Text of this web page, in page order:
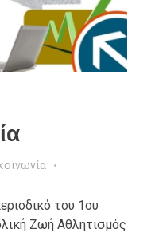
του 1ου
Ζωή Αθλητισμός